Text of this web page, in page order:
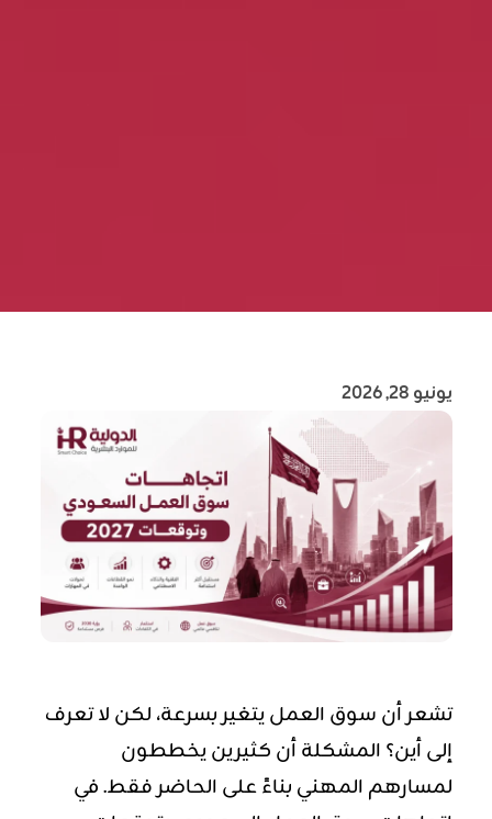
يونيو 28, 2026
تشعر أن سوق العمل يتغير بسرعة، لكن لا تعرف
إلى أين؟ المشكلة أن كثيرين يخططون
لمسارهم المهني بناءً على الحاضر فقط. في